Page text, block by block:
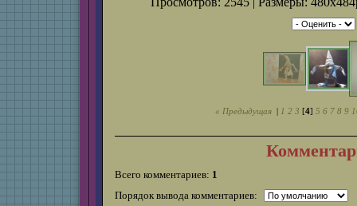
« Предыдущая| 1 2 3 [4] 5 6 7 8 9
Всего комментариев: 1
Порядок вывода комментариев: